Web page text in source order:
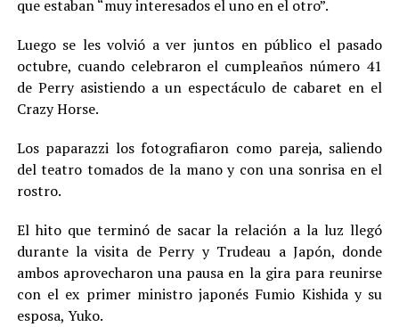
que estaban “muy interesados el uno en el otro”.
Luego se les volvió a ver juntos en público el pasado
octubre, cuando celebraron el cumpleaños número 41
de Perry asistiendo a un espectáculo de cabaret en el
Crazy Horse.
Los paparazzi los fotografiaron como pareja, saliendo
del teatro tomados de la mano y con una sonrisa en el
rostro.
El hito que terminó de sacar la relación a la luz llegó
durante la visita de Perry y Trudeau a Japón, donde
ambos aprovecharon una pausa en la gira para reunirse
con el ex primer ministro japonés Fumio Kishida y su
esposa, Yuko.